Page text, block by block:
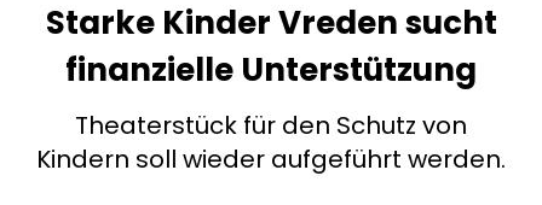
Starke Kinder Vreden sucht
finanzielle Unterstützung
Theaterstück für den Schutz von
Kindern soll wieder aufgeführt werden.